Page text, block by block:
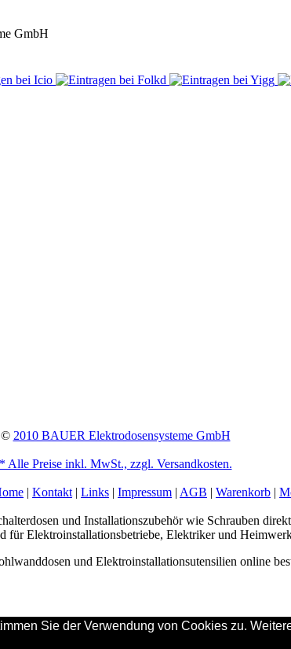
Sie der Verwendung von Cookies zu.
GmbH
© 2010 BAUER Elektrodosensysteme GmbH
* Alle Preise inkl. MwSt., zzgl. Versandkosten.
| Kontakt | Links | Impressum | AGB | Warenkorb |
und Installationszubehör wie Schrauben
für Elektroinstallationsbetriebe, Elektriker und
und Elektroinstallationsutensilien online